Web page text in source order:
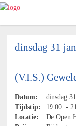
dinsdag 31
(V.I.S.)
Datum:
dinsdag
Tijdstip:
19:00 -
Locatie:
De Open